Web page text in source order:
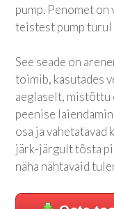
pump. Penomet
teistest pump turul
See seade on
toimib, kasutades
aeglaselt, mistõttu
peenise
osa ja vahetatavad
järk-järgult tõsta
näha nähtavaid